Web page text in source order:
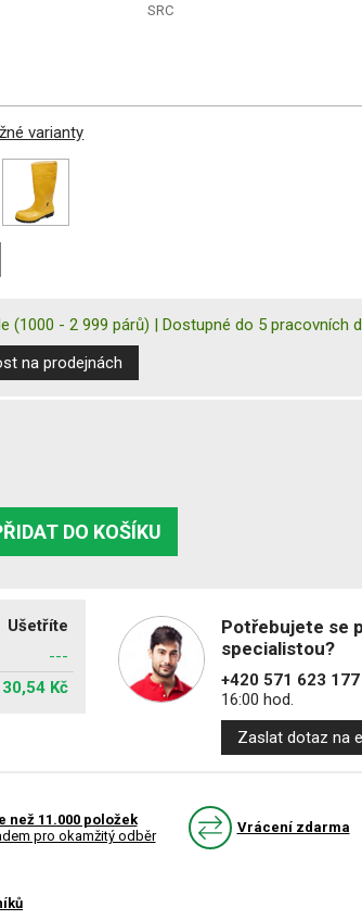
SRC
varianty
(1000 - 2 999 párů) |Dostupné do 5 pracovních
na prodejnách
DO KOŠÍKU
Ušetříte
---
30,54 Kč
Potřebujete se
specialistou?
+420 571 623 177
16:00 hod.
Zaslat dotaz na
než 11.000 položek
pro okamžitý odběr
Vrácení zdarma